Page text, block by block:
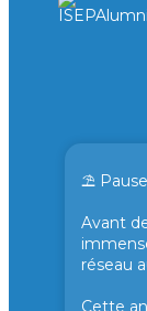
⛱️
Avant
réseau
Cette